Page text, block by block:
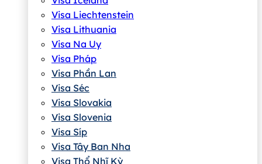
Visa Liechtenstein
Visa Lithuania
Visa Na Uy
Visa Pháp
Visa Phần Lan
Visa Séc
Visa Slovakia
Visa Slovenia
Visa Síp
Visa Tây Ban Nha
Visa Thổ Nhĩ Kỳ